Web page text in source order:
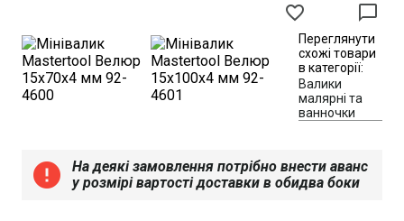
favorite_border chat_bubble_outline
Переглянути
схожі товари
в категорії:
Валики
малярні та
ванночки
error
На деякі замовлення потрібно внести аванс
у розмірі вартості доставки в обидва боки